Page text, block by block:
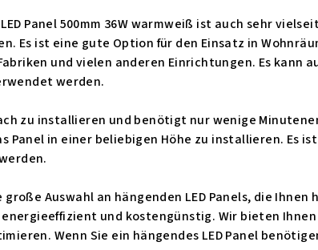
Panel 500mm 36W warmweiß ist auch sehr
Es ist eine gute Option für den Einsatz in
und vielen anderen Einrichtungen. Es kann
werden.
zu installieren und benötigt nur wenige
Panel in einer beliebigen Höhe zu installieren. Es
große Auswahl an hängenden LED Panels, die
und kostengünstig. Wir bieten
Wenn Sie ein hängendes LED Panel